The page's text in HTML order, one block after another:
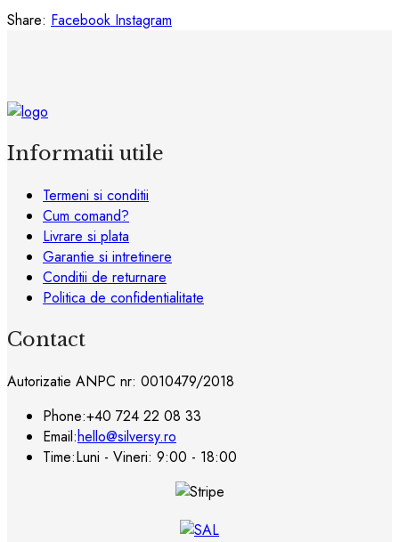
Share: Facebook Instagram
Informatii utile
Termeni si conditii
Cum comand?
Livrare si plata
Garantie si intretinere
Conditii de returnare
Politica de confidentialitate
Contact
Autorizatie ANPC nr: 0010479/2018
Phone:+40 724 22 08 33
Email:hello@silversy.ro
Time:Luni - Vineri: 9:00 - 18:00